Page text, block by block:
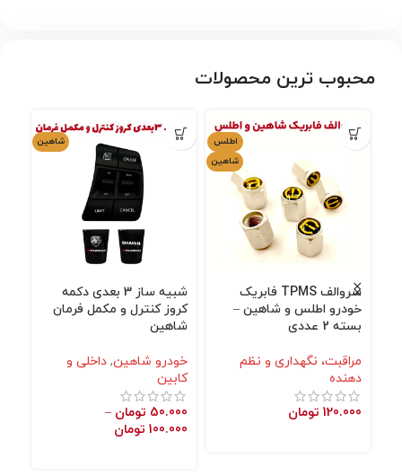
محبوب ترین محصولات
اطلس
شاهین
سروالف TPMS فابریک
خودرو اطلس و شاهین –
بسته 2 عددی
مراقبت، نگهداری و نظم
دهنده
120.000 تومان
شاهین
شبیه ساز 3 بعدی دکمه
کروز کنترل و مکمل فرمان
شاهین
خودرو شاهین, داخلی و
کابین
50.000 تومان –
100.000 تومان